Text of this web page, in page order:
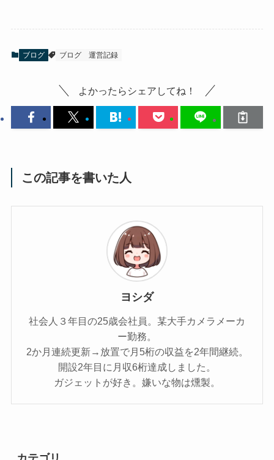
ブログ ブログ 運営記録
よかったらシェアしてね！
この記事を書いた人
ヨシダ
社会人３年目の25歳会社員。某大手カメラメーカ
ー勤務。
2か月連続更新→放置で月5桁の収益を2年間継続。
開設2年目に月収6桁達成しました。
ガジェットが好き。嫌いな物は燻製。